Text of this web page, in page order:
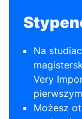
Na
Very
Możesz